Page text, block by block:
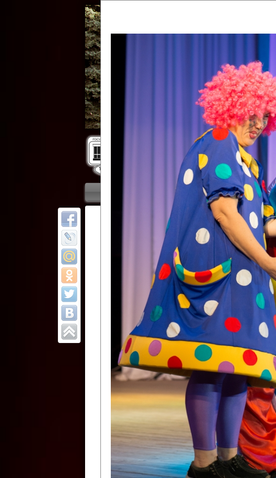
Приветствие Коллективы
ОТЧЕТЫ
Финал
цирковых коллективов
Приднестровского цирка"
Участники фестиваля:
Образцовый эстрадно-цирковой
Протягайловка, г. Бендеры , руководитель
Народный цирковой клоунский
досуговый центр «Шелковик» г.Бендеры,
культуры Приднестровской Молдавской
Олег Степанович Райлян;
Народный цирковой коллектив
Григориопольского района,
Приднестровской Молдавской Республики
Народный цирковой коллектив
Слободзейского района,
Приднестровской Молдавской
Казавчинская;